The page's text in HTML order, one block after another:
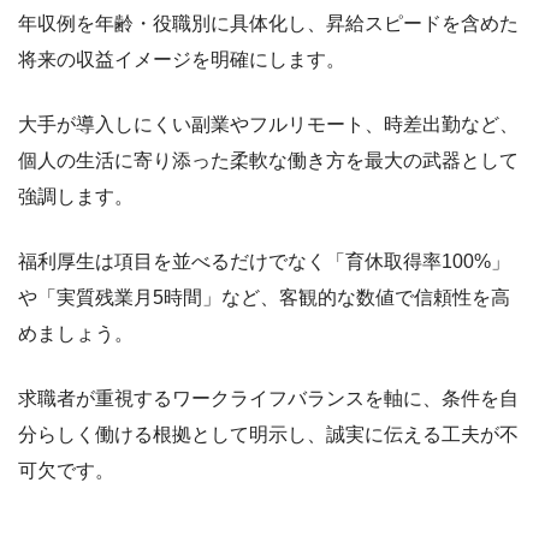
年収例を年齢・役職別に具体化し、昇給スピードを含めた
将来の収益イメージを明確にします。
大手が導入しにくい副業やフルリモート、時差出勤など、
個人の生活に寄り添った柔軟な働き方を最大の武器として
強調します。
福利厚生は項目を並べるだけでなく「育休取得率100%」
や「実質残業月5時間」など、客観的な数値で信頼性を高
めましょう。
求職者が重視するワークライフバランスを軸に、条件を自
分らしく働ける根拠として明示し、誠実に伝える工夫が不
可欠です。